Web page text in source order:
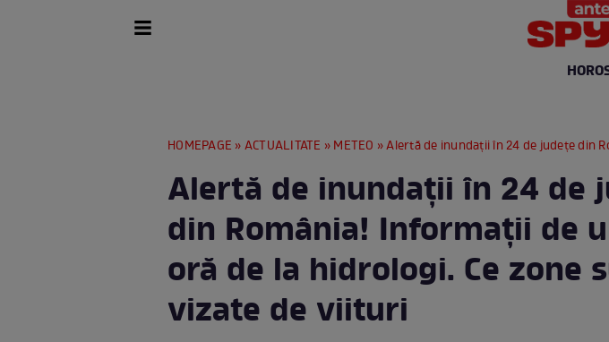
HOMEPAGE »ACTUALITATE »METEO » Alertă de inundații în 24 de județe din România! Informații de ultimă oră
Alertă de inundații în 24 de
din România! Informații de
oră de la hidrologi. Ce zone
vizate de viituri